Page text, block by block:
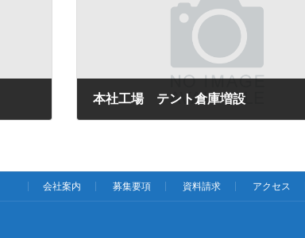
本社工場 テント倉庫増設
会社案内 募集要項 資料請求 アクセス